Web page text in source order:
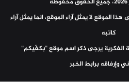
الموقع لا يمثل آراء الموقع، انما يمثل آراء
كاتبه
الفكرية يرجى ذكر اسم موقع "بكفّيكم"
وإرفاقه برابط الخبر